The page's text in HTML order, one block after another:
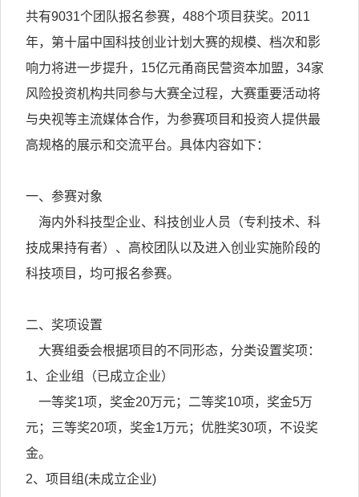
共有9031个团队报名参赛，488个项目获奖。2011
年，第十届中国科技创业计划大赛的规模、档次和影
响力将进一步提升，15亿元甬商民营资本加盟，34家
风险投资机构共同参与大赛全过程，大赛重要活动将
与央视等主流媒体合作，为参赛项目和投资人提供最
高规格的展示和交流平台。具体内容如下：
一、参赛对象
海内外科技型企业、科技创业人员（专利技术、科
技成果持有者）、高校团队以及进入创业实施阶段的
科技项目，均可报名参赛。
二、奖项设置
大赛组委会根据项目的不同形态，分类设置奖项：
1、企业组（已成立企业）
一等奖1项，奖金20万元；二等奖10项，奖金5万
元；三等奖20项，奖金1万元；优胜奖30项，不设奖
金。
2、项目组(未成立企业)